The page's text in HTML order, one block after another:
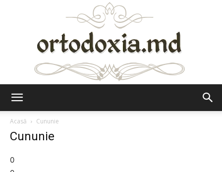
Acasă
Cununie
Cununie
0